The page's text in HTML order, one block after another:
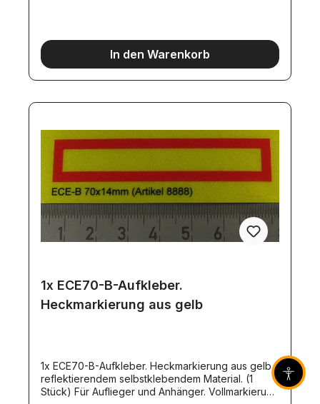
In den Warenkorb
1x ECE70-B-Aufkleber.
Heckmarkierung aus gelb
1x ECE70-B-Aufkleber. Heckmarkierung aus gelb
reflektierendem selbstklebendem Material. (1
Stück) Für Auflieger und Anhänger. Vollmarkierung